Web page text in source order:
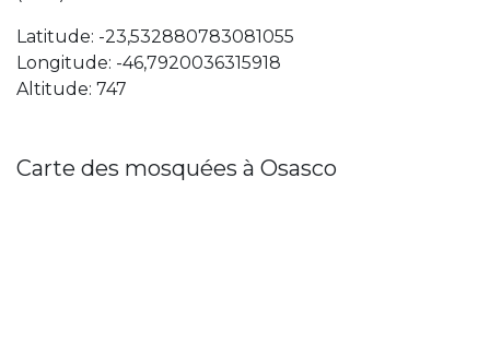
Latitude: -23,532880783081055
Longitude: -46,7920036315918
Altitude: 747
Carte des mosquées à Osasco